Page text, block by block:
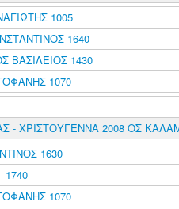
1005
1640
1430
1070
- ΧΡΙΣΤΟΥΓΕΝΝΑ 2008 ΟΣ
1630
1070